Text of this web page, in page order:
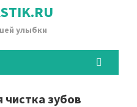
улыбки
чистка зубов